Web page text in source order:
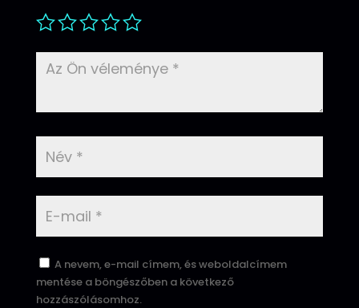
A nevem, e-mail címem, és weboldalcímem
mentése a böngészőben a következő
hozzászólásomhoz.